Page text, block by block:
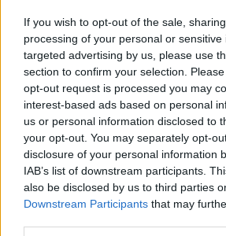
If you wish to opt-out of the sale,
processing of your personal or
targeted advertising by us, please use
section to confirm your selection.
opt-out request is processed you may
interest-based ads based on personal
us or personal information disclosed to
your opt-out. You may separately opt-
disclosure of your personal information
IAB’s list of downstream participants.
also be disclosed by us to third parties
Downstream Participants that may
σε μικρά ζώα, και η
στα γραφεία της Yoozoo Games,
επιπλέον ανατριχιαστική
υπόθεση.
Τα περίπλοκα επίπεδα
τη δημιουργία του “3 Body
έκπληκτους τόσο τους